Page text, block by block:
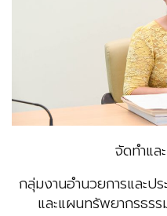
จัดทำแล
กลุ่มงานอำนวยการและป
และแผนทรัพยากรธร